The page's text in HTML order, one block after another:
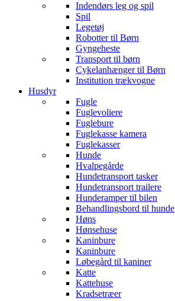
Indendørs leg og spil
Spil
Legetøj
Robotter til Børn
Gyngeheste
Transport til børn
Cykelanhænger til Børn
Institution trækvogne
Husdyr
Fugle
Fuglevoliere
Fuglebure
Fuglekasse kamera
Fuglekasser
Hunde
Hvalpegårde
Hundetransport tasker
Hundetransport trailere
Hunderamper til bilen
Behandlingsbord til hunde
Høns
Hønsehuse
Kaninbure
Kaninbure
Løbegård til kaniner
Katte
Kattehuse
Kradsetræer